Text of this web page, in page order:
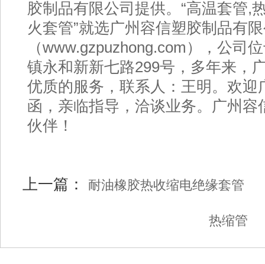
胶制品有限公司提供。“高温套管,
火套管”就选广州容信塑胶制品有
（www.gzpuzhong.com），公司
镇永和新新七路299号，多年来，
优质的服务，联系人：王明。欢迎
函，亲临指导，洽谈业务。广州
伙伴！
上一篇： 耐油橡胶热收缩电绝缘套管
热缩管